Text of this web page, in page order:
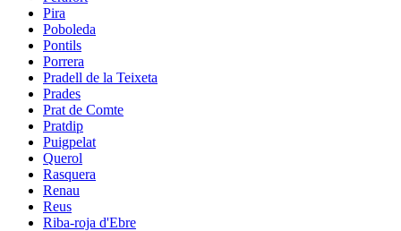
Pira
Poboleda
Pontils
Porrera
Pradell de la Teixeta
Prades
Prat de Comte
Pratdip
Puigpelat
Querol
Rasquera
Renau
Reus
Riba-roja d'Ebre